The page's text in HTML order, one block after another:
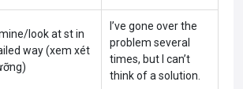
look at st in
way (xem xét
I’ve gone over the
problem several
times, but I can’t
think of a solution.